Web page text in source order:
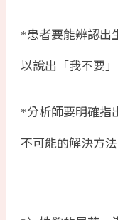
*患者要能辨認出
以說出「我不要」
*分析師要明確指
不可能的解決方法